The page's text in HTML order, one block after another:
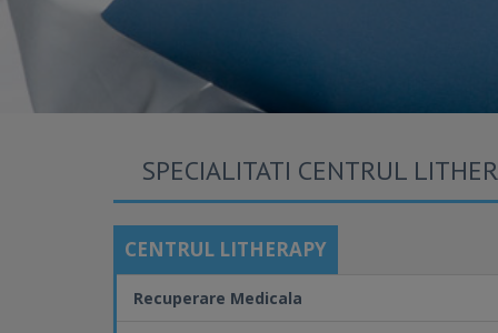
SPECIALITATI CENTRUL
CENTRUL LITHERAPY
Recuperare Medicala